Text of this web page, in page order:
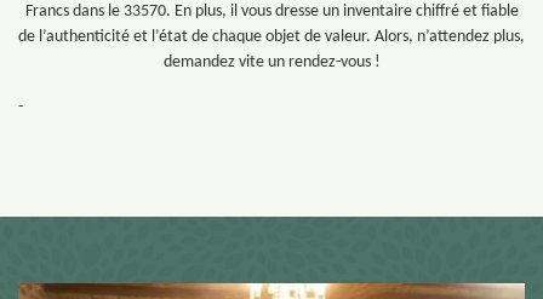
Francs dans le 33570. En plus, il vous dresse un inventaire chiffré et fiable
de l’authenticité et l’état de chaque objet de valeur. Alors, n’attendez plus,
demandez vite un rendez-vous !
-